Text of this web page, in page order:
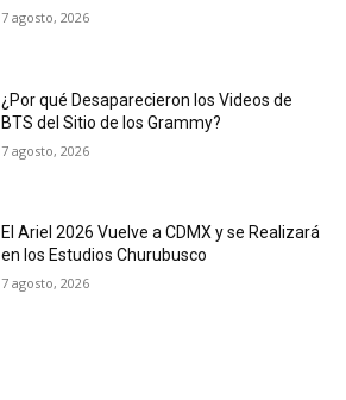
7 agosto, 2026
¿Por qué Desaparecieron los Videos de
BTS del Sitio de los Grammy?
7 agosto, 2026
El Ariel 2026 Vuelve a CDMX y se Realizará
en los Estudios Churubusco
7 agosto, 2026